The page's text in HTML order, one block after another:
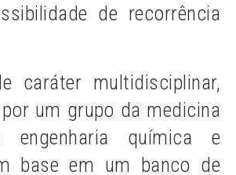
de recorrência
caráter multidisciplinar,
um grupo da medicina
química e
base em um banco de